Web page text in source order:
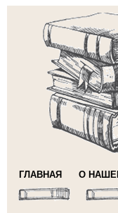
ГЛАВНАЯ О